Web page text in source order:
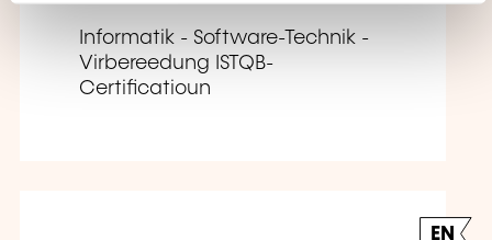
Informatik - Software-Technik -
Virbereedung ISTQB-
Certificatioun
EN